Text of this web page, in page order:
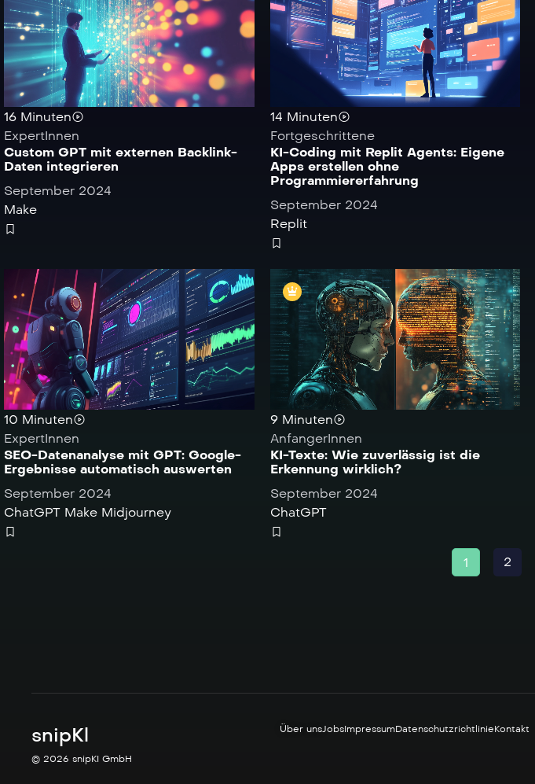
16 Minuten
ExpertInnen
Custom GPT mit externen Backlink-
Daten integrieren
September 2024
Make
14 Minuten
Fortgeschrittene
KI-Coding mit Replit Agents: Eigene
Apps erstellen ohne
Programmiererfahrung
September 2024
Replit
10 Minuten
ExpertInnen
SEO-Datenanalyse mit GPT: Google-
Ergebnisse automatisch auswerten
September 2024
ChatGPT Make Midjourney
9 Minuten
AnfangerInnen
KI-Texte: Wie zuverlässig ist die
Erkennung wirklich?
September 2024
ChatGPT
1 2
snipKl
© 2026 snipKI GmbH
Über unsJobsImpressumDatenschutzrichtlinieKontakt